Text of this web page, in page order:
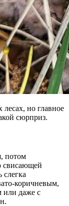
но главное
сюрприз.
потом
свисающей
коричневым,
или даже с